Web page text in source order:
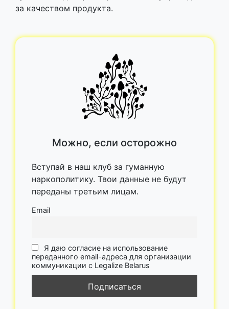
за качеством продукта.
Можно, если осторожно
Вступай в наш клуб за гуманную
наркополитику. Твои данные не будут
переданы третьим лицам.
Email
Я даю согласие на использование
переданного email-адреса для организации
коммуникации с Legalize Belarus